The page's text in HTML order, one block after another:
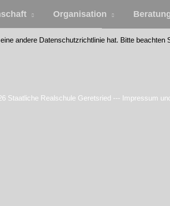
Organisation
andere Datenschutzrichtlinie hat. Bitte
Staatliche Realschule Geretsried --- Impressum